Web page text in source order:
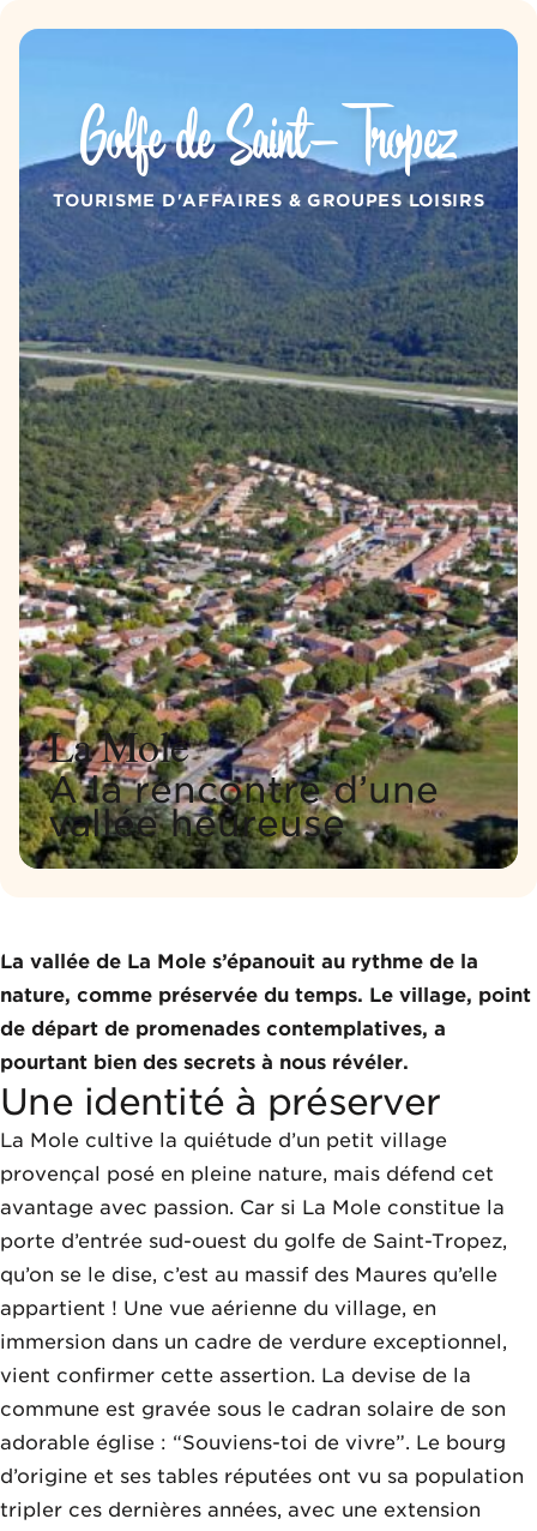
Golfe de Saint-Tropez
TOURISME D'AFFAIRES & GROUPES LOISIRS
La Mole
A la rencontre d’une
vallée heureuse
La vallée de La Mole s’épanouit au rythme de la
nature, comme préservée du temps. Le village, point
de départ de promenades contemplatives, a
pourtant bien des secrets à nous révéler.
Une identité à préserver
La Mole cultive la quiétude d’un petit village
provençal posé en pleine nature, mais défend cet
avantage avec passion. Car si La Mole constitue la
porte d’entrée sud-ouest du golfe de Saint-Tropez,
qu’on se le dise, c’est au massif des Maures qu’elle
appartient ! Une vue aérienne du village, en
immersion dans un cadre de verdure exceptionnel,
vient confirmer cette assertion. La devise de la
commune est gravée sous le cadran solaire de son
adorable église : “Souviens-toi de vivre”. Le bourg
d’origine et ses tables réputées ont vu sa population
tripler ces dernières années, avec une extension